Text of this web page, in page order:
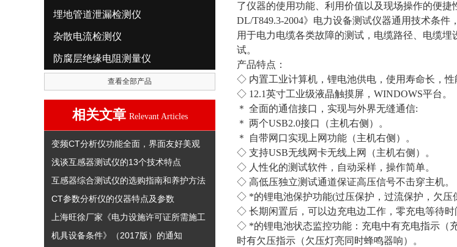
埋地管道泄漏检测仪
杂散电流检测仪
防腐层绝缘电阻测量仪
查看全部产品
相关文章 Relevant Articles
变频CT分析仪功能全面，界面友好美观
浅谈互感器测试仪的13个技术特点
互感器综合测试仪的选购指南和养护方法
CT参数分析仪的仪器特点及参数
上海旺徐厂家《电力设施许可证所需施工
机具设备条件》（2017版）的通知
了仪器的使用功能、利用价值以及现场操作的便
DL/T849.3-2004》电力设备测试仪器通用技术条
用于电力电缆各类故障的测试，电缆路径、电缆
试。
产品特点：
◇ 内置工业计算机，锂电池供电，使用寿命长，性
◇ 12.1英寸工业级液晶触摸屏，WINDOWS平台。
＊ 全面的通信接口，实现与外界无缝通信:
＊ 两个USB2.0接口（主机右侧）。
＊ 自带网口实现上网功能（主机右侧）。
◇ 支持USB无线网卡无线上网（主机右侧）。
◇ 人性化的测试软件，自动采样，操作简单。
◇ 高低压独立测试通道保证高压信号不击穿主机。
◇ *的锂电池保护功能(过压保护，过流保护，欠压
◇ 长期闲置后，可以边充电边工作，零充电等待时
◇ *的锂电池状态监控功能：充电中有充电指示（
时有欠压指示（欠压灯亮同时蜂鸣器响）。